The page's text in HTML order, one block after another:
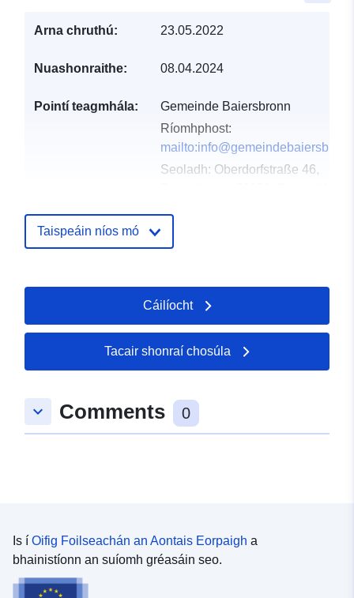
Arna chruthú: 23.05.2022
Nuashonraithe: 08.04.2024
Pointí teagmhála:
Gemeinde Baiersbronn
Ríomhphost:
Seoladh: Oberdorfstraße 46,
baiersbronn.de
February 2026
Nuashonraithe ar data.europa.eu:
04 August 2026
Spásúil: Comhordanáidí: [ [
8.3778325, 48.5089898 ], [
8.3778325, 48.5046675 ], [
http://data.europa.eu/eli/reg/2009/
uriRef:
Taispeáin níos mó
Cáilíocht
Tacair shonraí chosúla
keyboard_arrow_down Comments 0
Is í Oifig Foilseachán an Aontais Eorpaigh a
bhainistíonn an suíomh gréasáin seo.